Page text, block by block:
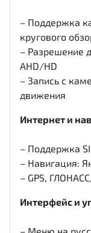
– Поддержка
кругового
– Разрешение
AHD/HD
– Запись с
движения
Интернет и
– Поддержка
– Навигация:
– GPS,
Интерфейс и